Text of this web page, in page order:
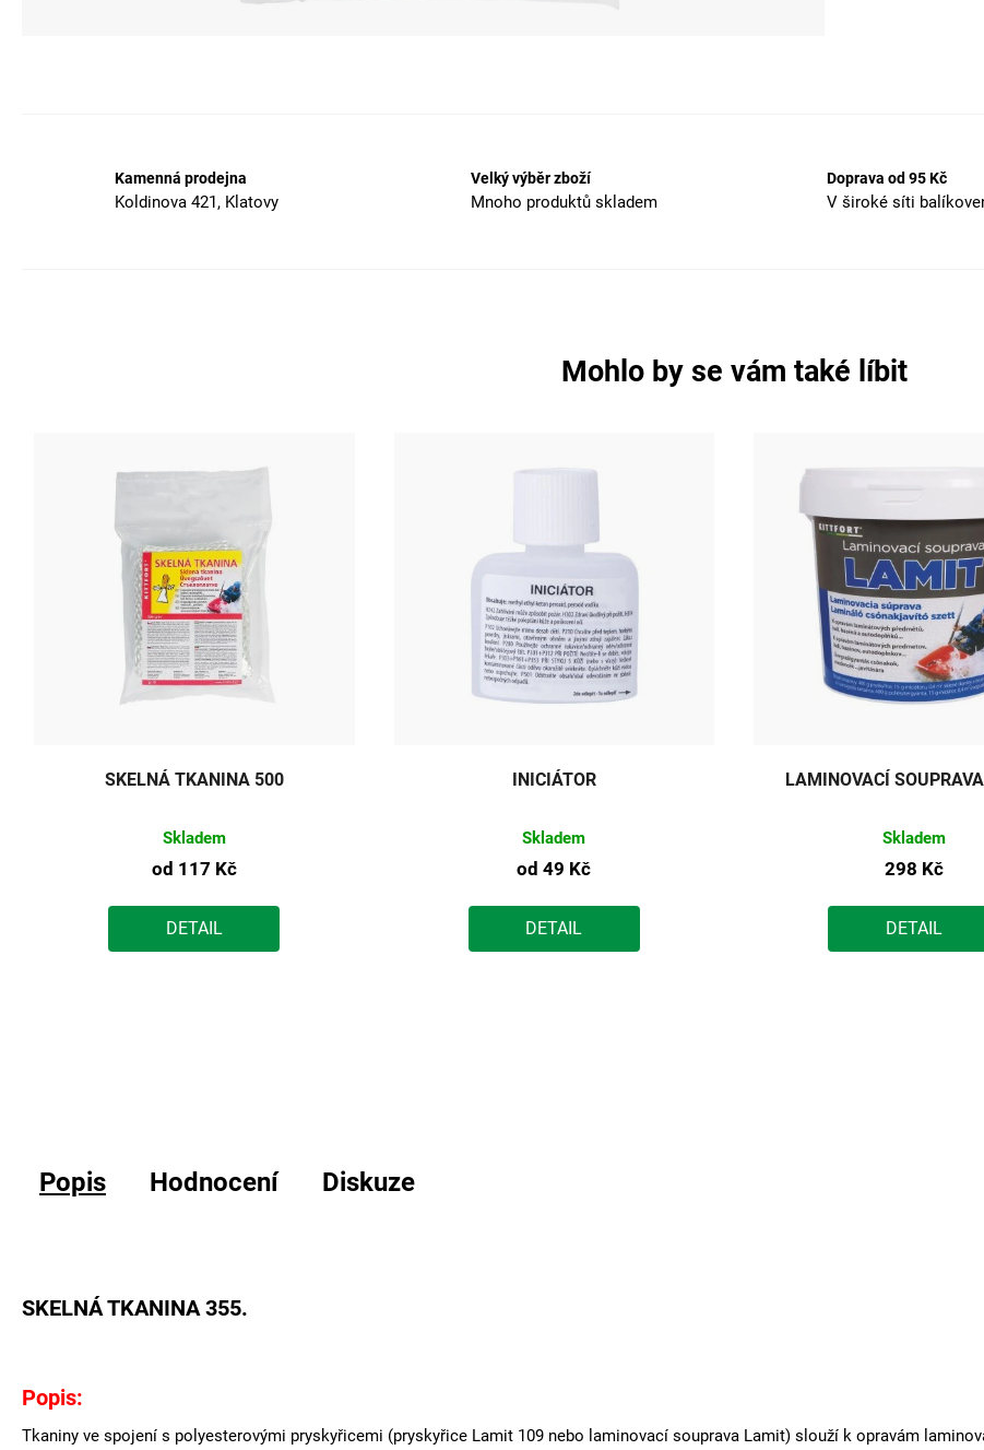
Kamenná prodejna
Koldinova 421, Klatovy
Velký výběr zboží
Mnoho produktů skladem
Doprava od 95 Kč
V široké síti
Mohlo by se vám také líbit
SKELNÁ TKANINA 500
Skladem
od 117 Kč
DETAIL
INICIÁTOR
Skladem
od49 Kč
DETAIL
LAMINOVACÍ
Skladem
298 Kč
DETAIL
Popis Hodnocení Diskuze
SKELNÁ TKANINA 355.
Popis:
Tkaniny ve spojení s polyesterovými pryskyřicemi (pryskyřice Lamit 109 nebo laminovací souprava Lamit) slouží k opravám